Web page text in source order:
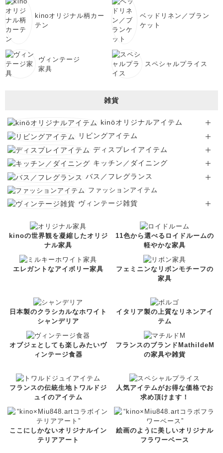
kinoオリジナル柄カー
テン
ベッドリネン／ブラン
ケット
ヴィンテージ
家具
スペシャルプライス
雑貨
kinöオリジナルアイテム
リビングアイテム
ディスプレイアイテム
キッチン／ダイニング
バス／フレグランス
ファッションアイテム
ヴィンテージ雑貨
kinoの世界観を凝縮したオリジ
ナル家具
11色から選べるロイドルームの
軽やかな家具
エレガントなアイボリー家具
フェミニンなリボンモチーフの
家具
日本製のクラシカルなホワイト
シャンデリア
イタリア製の上質なリネンアイ
テム
オブジェとしても楽しみたいヴ
ィンテージ食器
フランスのブランドMathildeM
の家具や雑貨
フランスの伝統生地トワルドジ
ュイのアイテム
人気アイテムがお得な価格でお
求め頂けます！
ここにしかないオリジナルイン
テリアアート
絵画のように美しいオリジナル
フラワーベース